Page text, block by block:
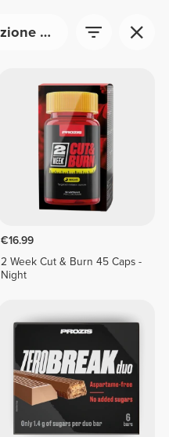
Bruciagrassi e Definizione Muscolare
€16.99
2 Week Cut & Burn 45 Caps -
Night